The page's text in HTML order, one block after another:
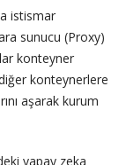
istismar
sunucu (Proxy)
konteyner
konteynerlere
aşarak kurum
yapay zeka